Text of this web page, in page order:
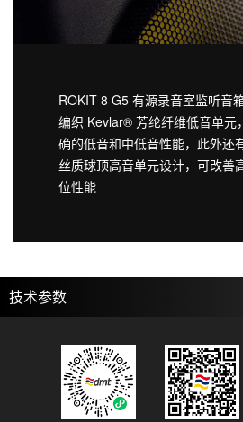
ROKIT 8 G5 有源录音室监听音
编织 Kevlar® 芳纶纤维低音单元
确的低音和中低音性能，此外还
丝质球顶高音单元设计，可改善
位性能
技术参数